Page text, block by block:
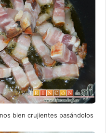
bien crujientes pasándolos